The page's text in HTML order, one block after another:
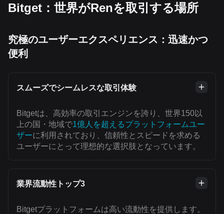
Bitget：世界がRenを取引する場所
究極のユーザーエクスペリエンス：迅速かつ
便利
スムーズでシームレスな取引体験
Bitgetは、高効率の取引エンジンを誇り、世界150以
上の国・地域で1億人を超えるプラットフォームユー
ザーに利用されており、信頼性とスピードを求める
ユーザーにとって理想的な選択肢となっています。
業界流動性トップ3
Bitgetプラットフォームは高い流動性を提供します。